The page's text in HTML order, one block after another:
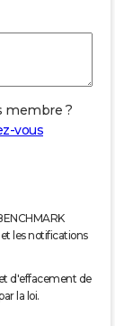
membre ?
vous
les notifications
d'effacement de
la loi.